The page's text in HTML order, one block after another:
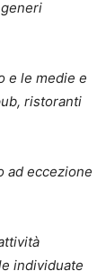
e le medie e
ristoranti
ad eccezione
individuate